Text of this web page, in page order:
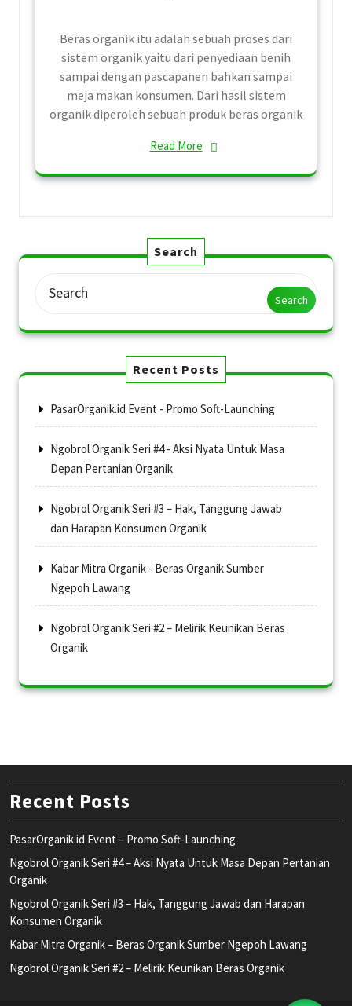
Beras organik itu adalah sebuah proses dari
sistem organik yaitu dari penyediaan benih
sampai dengan pascapanen bahkan sampai
meja makan konsumen. Dari hasil sistem
organik diperoleh sebuah produk beras organik
Read More
Search
Search
Recent Posts
PasarOrganik.id Event - Promo Soft-Launching
Ngobrol Organik Seri #4 - Aksi Nyata Untuk Masa
Depan Pertanian Organik
Ngobrol Organik Seri #3 – Hak, Tanggung Jawab
dan Harapan Konsumen Organik
Kabar Mitra Organik - Beras Organik Sumber
Ngepoh Lawang
Ngobrol Organik Seri #2 – Melirik Keunikan Beras
Organik
Recent Posts
PasarOrganik.id Event – Promo Soft-Launching
Ngobrol Organik Seri #4 – Aksi Nyata Untuk Masa Depan Pertanian
Organik
Ngobrol Organik Seri #3 – Hak, Tanggung Jawab dan Harapan
Konsumen Organik
Kabar Mitra Organik – Beras Organik Sumber Ngepoh Lawang
Ngobrol Organik Seri #2 – Melirik Keunikan Beras Organik